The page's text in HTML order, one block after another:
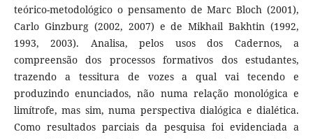
teórico-metodológico o pensamento de Marc Bloch (2001),
Carlo Ginzburg (2002, 2007) e de Mikhail Bakhtin (1992,
1993, 2003). Analisa, pelos usos dos Cadernos, a
compreensão dos processos formativos dos estudantes,
trazendo a tessitura de vozes a qual vai tecendo e
produzindo enunciados, não numa relação monológica e
limítrofe, mas sim, numa perspectiva dialógica e dialética.
Como resultados parciais da pesquisa foi evidenciada a